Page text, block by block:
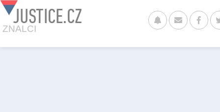
JUSTICE.CZ
ZNALCI